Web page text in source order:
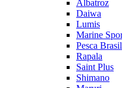
Albatroz
Daiwa
Lumis
Marine
Pesca Brasil
Rapala
Saint Plus
Shimano